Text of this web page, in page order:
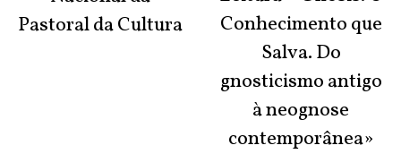
Pastoral da Cultura
Conhecimento que
Salva. Do
gnosticismo antigo
à neognose
contemporânea»